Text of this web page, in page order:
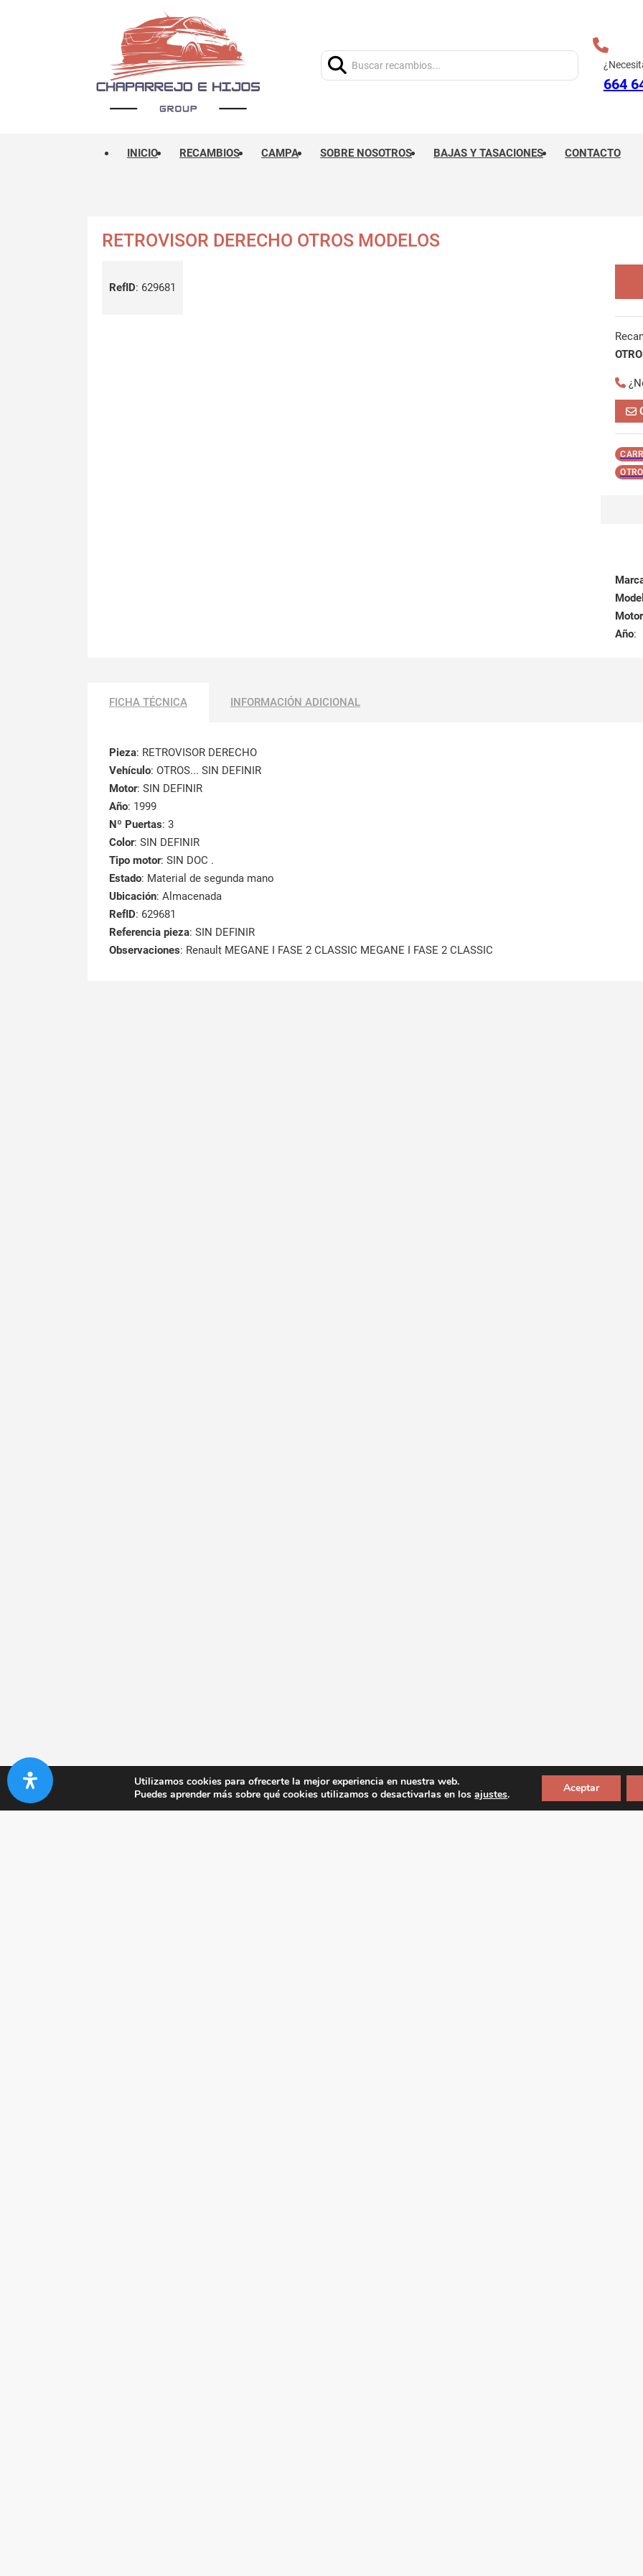
664
INICIO RECAMBIOS CAMPA SOBRE NOSOTROS BAJAS Y TASACIONES CONTACTO
RETROVISOR DERECHO OTROS MODELOS
RefID: 629681
Motor
Año:
FICHA TÉCNICA INFORMACIÓN ADICIONAL
Pieza: RETROVISOR DERECHO
Vehículo: OTROS... SIN DEFINIR
Motor: SIN DEFINIR
Año: 1999
Nº Puertas: 3
Color: SIN DEFINIR
Tipo motor: SIN DOC .
Estado: Material de segunda mano
Ubicación: Almacenada
RefID: 629681
Referencia pieza: SIN DEFINIR
Observaciones: Renault MEGANE I FASE 2 CLASSIC MEGANE I FASE 2 CLASSIC
Utilizamos cookies para ofrecerte la mejor experiencia en nuestra web.
Puedes aprender más sobre qué cookies utilizamos o desactivarlas en losajustes. Aceptar